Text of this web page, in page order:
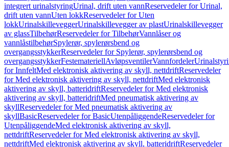
integrert urinalstyringUrinal, drift uten vannReservedeler for Urinal,
drift uten vannUten lokkReservedeler for Uten
lokkUrinalskilleveggerUrinalskillevegger av plastUrinalskillevegger
av glassTilbehørReservedeler for TilbehørVannlåser og
vannlåstilbehørSpylerør, spylerørsbend og
overgangsstykkerReservedeler for Spylerør, spylerørsbend og
overgangsstykkerFestemateriellAvløpsventilerVannfordeler
for InnfeltMed elektronisk aktivering av skyll, nettdriftReservedeler
for Med elektronisk aktivering av skyll, nettdriftMed elektronisk
aktivering av skyll, batteridriftReservedeler for Med elektronisk
aktivering av skyll, batteridriftMed pneumatisk aktivering av
skyllReservedeler for Med pneumatisk aktivering av
skyllBasicReservedeler for BasicUtenpåliggendeReservedeler for
UtenpåliggendeMed elektronisk aktivering av skyll,
nettdriftReservedeler for Med elektronisk aktivering av skyll,
nettdriftMed elektronisk aktivering av skyll, batteridriftReservedeler